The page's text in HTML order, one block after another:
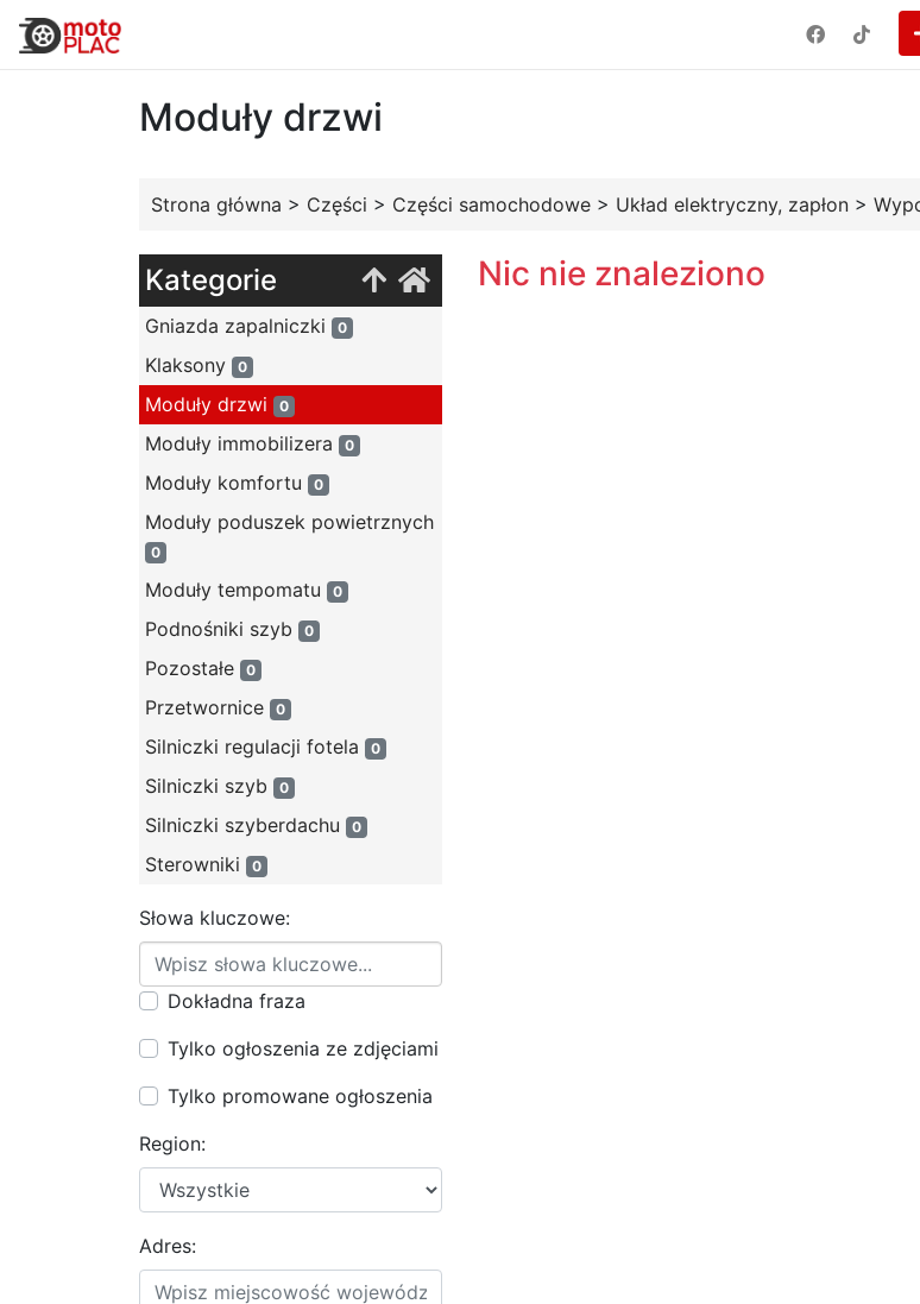
Moduły drzwi
Strona główna > Części > Części samochodowe > Układ elektryczny, zapłon >
Kategorie
Gniazda zapalniczki 0
Klaksony 0
Moduły drzwi 0
Moduły immobilizera 0
Moduły komfortu 0
Moduły poduszek powietrznych
0
Moduły tempomatu 0
Podnośniki szyb 0
Pozostałe 0
Przetwornice 0
Silniczki regulacji fotela 0
Silniczki szyb 0
Silniczki szyberdachu 0
Sterowniki 0
Słowa kluczowe:
Dokładna fraza
Tylko ogłoszenia ze zdjęciami
Tylko promowane ogłoszenia
Region:
Adres:
Nic nie znaleziono